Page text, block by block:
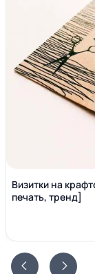
Визитки на
печать, тренд]